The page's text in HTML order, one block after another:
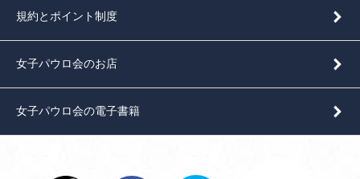
規約とポイント制度
女子パウロ会のお店
女子パウロ会の電子書籍